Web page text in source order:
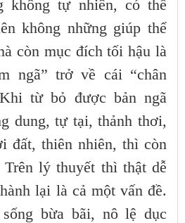
không tự nhiên, có thế
không những giúp thể
còn mục đích tối hậu là
ngã” trở về cái “chân
từ bỏ được bản ngã
dung, tự tại, thảnh thơi,
đất, thiên nhiên, thì còn
lý thuyết thì thật dễ
lại là cả một vấn đề.
bừa bãi, nô lệ dục